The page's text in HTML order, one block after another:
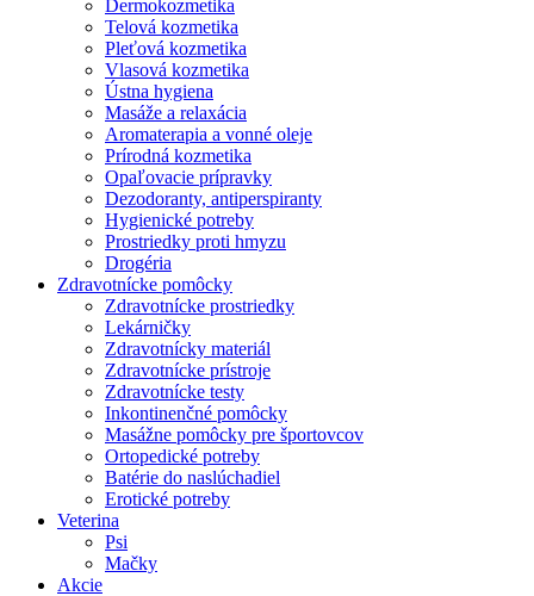
Dermokozmetika
Telová kozmetika
Pleťová kozmetika
Vlasová kozmetika
Ústna hygiena
Masáže a relaxácia
Aromaterapia a vonné oleje
Prírodná kozmetika
Opaľovacie prípravky
Dezodoranty, antiperspiranty
Hygienické potreby
Prostriedky proti hmyzu
Drogéria
Zdravotnícke pomôcky
Zdravotnícke prostriedky
Lekárničky
Zdravotnícky materiál
Zdravotnícke prístroje
Zdravotnícke testy
Inkontinenčné pomôcky
Masážne pomôcky pre športovcov
Ortopedické potreby
Batérie do naslúchadiel
Erotické potreby
Veterina
Psi
Mačky
Akcie